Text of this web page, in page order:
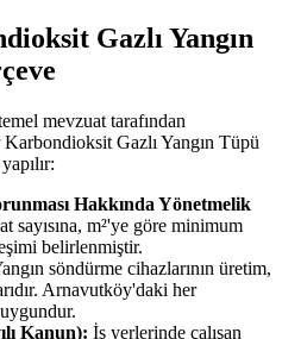
Gazlı Yangın
mevzuat tarafından
Gazlı Yangın Tüpü
Hakkında Yönetmelik
sayısına, m²'ye göre minimum
belirlenmiştir.
söndürme cihazlarının üretim,
Arnavutköy'daki her
Kanun): İş yerlerinde çalışan